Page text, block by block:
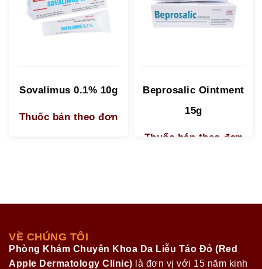
Sovalimus 0.1% 10g
Thuốc bán theo đơn
Beprosalic Ointment
15g
Thuốc bán theo đơn
VỀ CHÚNG TÔI
Phòng Khám Chuyên Khoa Da Liễu Táo Đỏ (Red
Apple Dermatology Clinic) là đơn vị với 15 năm kinh